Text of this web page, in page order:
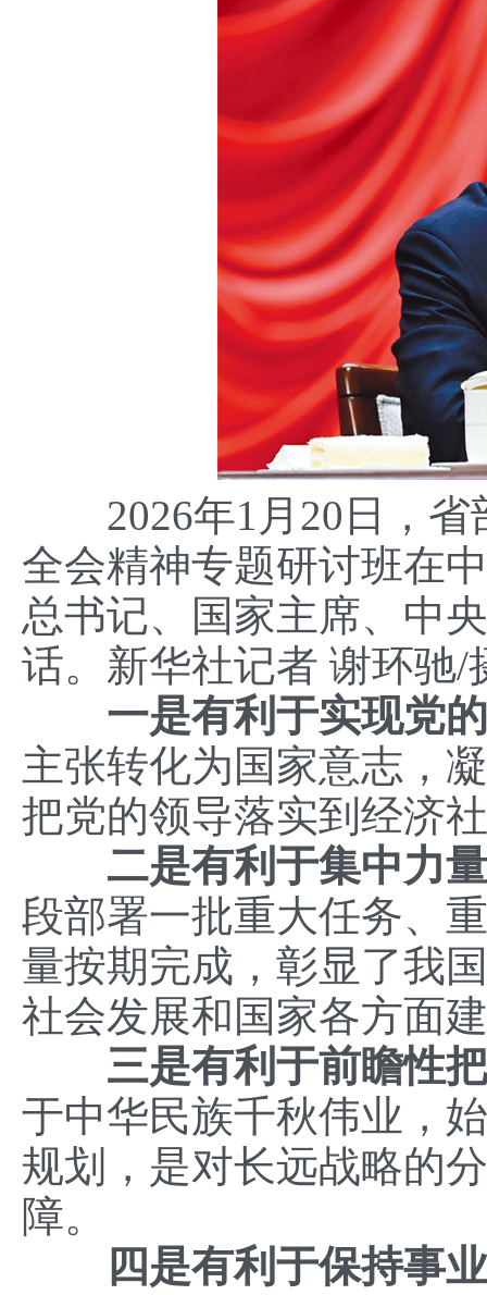
2026年1月20日，省
全会精神专题研讨班在
总书记、国家主席、中
话。新华社记者 谢环驰/
一是有利于实现党
主张转化为国家意志，
把党的领导落实到经济
二是有利于集中力
段部署一批重大任务、
量按期完成，彰显了我
社会发展和国家各方面
三是有利于前瞻性
于中华民族千秋伟业，
规划，是对长远战略的
障。
四是有利于保持事